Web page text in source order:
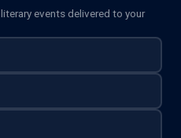
events delivered to your